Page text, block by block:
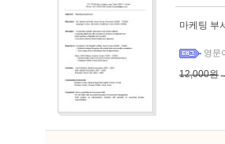
마케팅 부
영문
12,000원